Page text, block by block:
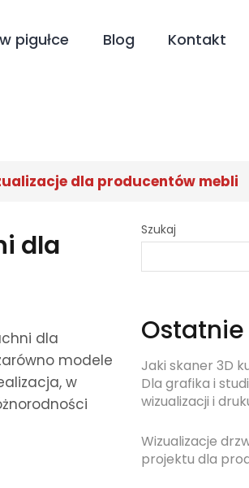
pigułce Blog Kontakt
dla producentów mebli
dla
dla
modele
w
Szukaj
Jaki skaner 3D
Dla grafika i
wizualizacji i
Wizualizacje
projektu dla